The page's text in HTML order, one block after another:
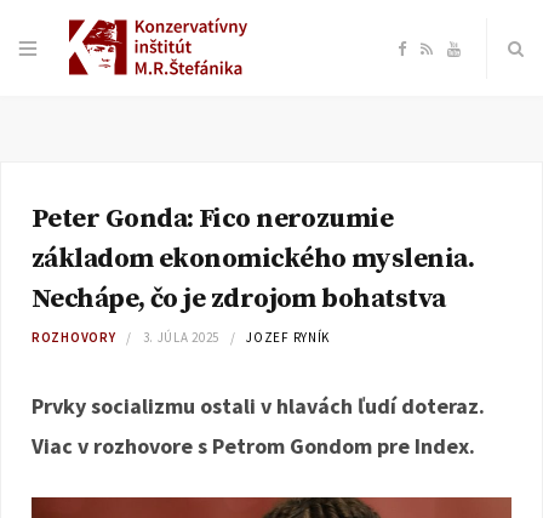
F
b
o
R Y
e
Peter Gonda: Fico nerozumie
základom ekonomického myslenia.
Nechápe, čo je zdrojom bohatstva
ROZHOVORY 3. JÚLA 2025 JOZEF RYNÍK
Prvky socializmu ostali v hlavách ľudí doteraz.
Viac v rozhovore s Petrom Gondom pre Index.